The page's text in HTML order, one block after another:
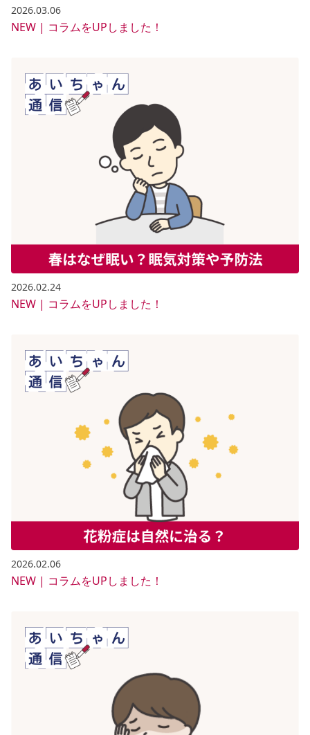
2026.03.06
NEW | コラムをUPしました！
2026.02.24
NEW | コラムをUPしました！
2026.02.06
NEW | コラムをUPしました！